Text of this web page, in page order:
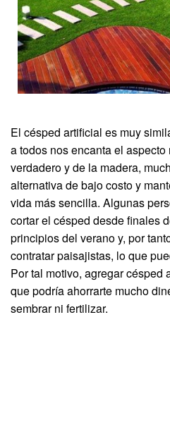
El césped artificial es muy
a todos nos encanta el
verdadero y de la madera,
alternativa de bajo costo y
vida más sencilla. Algunas
cortar el césped desde finales
principios del verano y, por
contratar paisajistas, lo que
Por tal motivo, agregar césped
que podría ahorrarte mucho
sembrar ni fertilizar.